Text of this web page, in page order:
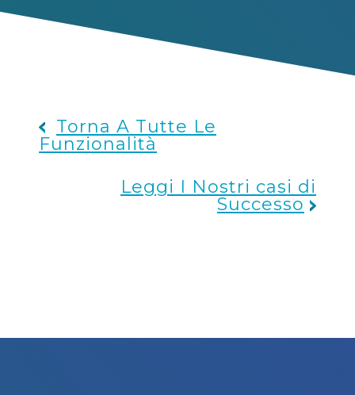
Torna A Tutte Le
Funzionalità
Leggi I Nostri casi di
Successo